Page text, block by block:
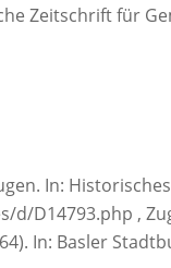
Zeitschrift für
In:
d/D14793.php ,
In: Basler